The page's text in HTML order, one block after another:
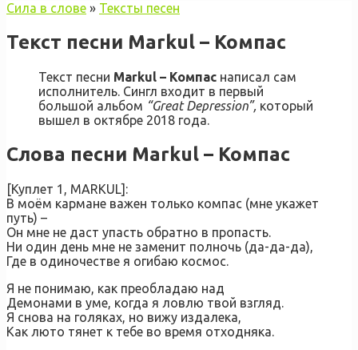
Сила в слове » Тексты песен
Текст песни Markul – Компас
Текст песни Markul – Компас написал сам
исполнитель. Сингл входит в первый
большой альбом “Great Depression”, который
вышел в октябре 2018 года.
Слова песни Markul – Компас
[Куплет 1, MARKUL]:
В моём кармане важен только компас (мне укажет
путь) –
Он мне не даст упасть обратно в пропасть.
Ни один день мне не заменит полночь (да-да-да),
Где в одиночестве я огибаю космос.
Я не понимаю, как преобладаю над
Демонами в уме, когда я ловлю твой взгляд.
Я снова на голяках, но вижу издалека,
Как люто тянет к тебе во время отходняка.